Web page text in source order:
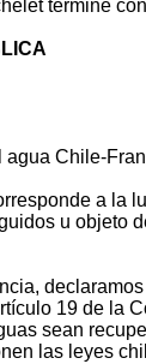
termine
agua Chile-
a la
u objeto
19 de la
sean
las leyes